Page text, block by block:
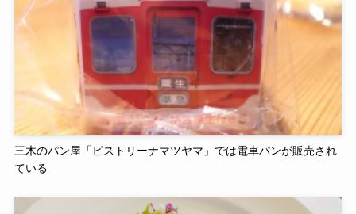
三木のパン屋「ピストリーナマツヤマ」では電車パンが販売され
ている